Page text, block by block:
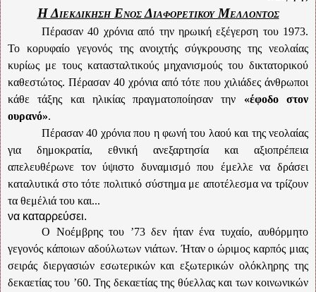
Η Διεκδίκηση Ενός Διαφορετικού Μέλλοντος
Πέρασαν 40 χρόνια από την ηρωική εξέγερση του 1973.
Το κορυφαίο γεγονός της ανοιχτής σύγκρουσης της νεολαίας
κυρίως με τους κατασταλτικούς μηχανισμούς του δικτατορικού
καθεστώτος. Πέρασαν 40 χρόνια από τότε που χιλιάδες άνθρωποι
κάθε τάξης και ηλικίας πραγματοποίησαν την «έφοδο στον
ουρανό».
Πέρασαν 40 χρόνια που η φωνή του λαού και της νεολαίας
για δημοκρατία, εθνική ανεξαρτησία και αξιοπρέπεια
απελευθέρωνε τον ύψιστο δυναμισμό που έμελλε να δράσει
καταλυτικά στο τότε πολιτικό σύστημα με αποτέλεσμα να τρίζουν
τα θεμέλιά του και...
να καταρρεύσει.
Ο Νοέμβρης του ’73 δεν ήταν ένα τυχαίο, αυθόρμητο
γεγονός κάποιων αδούλωτων νιάτων. Ήταν ο ώριμος καρπός μιας
σειράς διεργασιών εσωτερικών και εξωτερικών ολόκληρης της
δεκαετίας του ’60. Της δεκαετίας της θύελλας και των κοινωνικών